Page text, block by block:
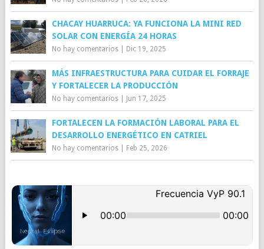
CHACAY HUARRUCA: YA FUNCIONA LA MINI RED
SOLAR CON ENERGÍA 24 HORAS
No hay comentarios| Dic 19, 2025
MÁS INFRAESTRUCTURA PARA CUIDAR EL FORRAJE
Y FORTALECER LA PRODUCCIÓN
No hay comentarios| Jun 17, 2025
FORTALECEN LA FORMACIÓN LABORAL PARA EL
DESARROLLO ENERGÉTICO EN CATRIEL
No hay comentarios| Feb 25, 2026